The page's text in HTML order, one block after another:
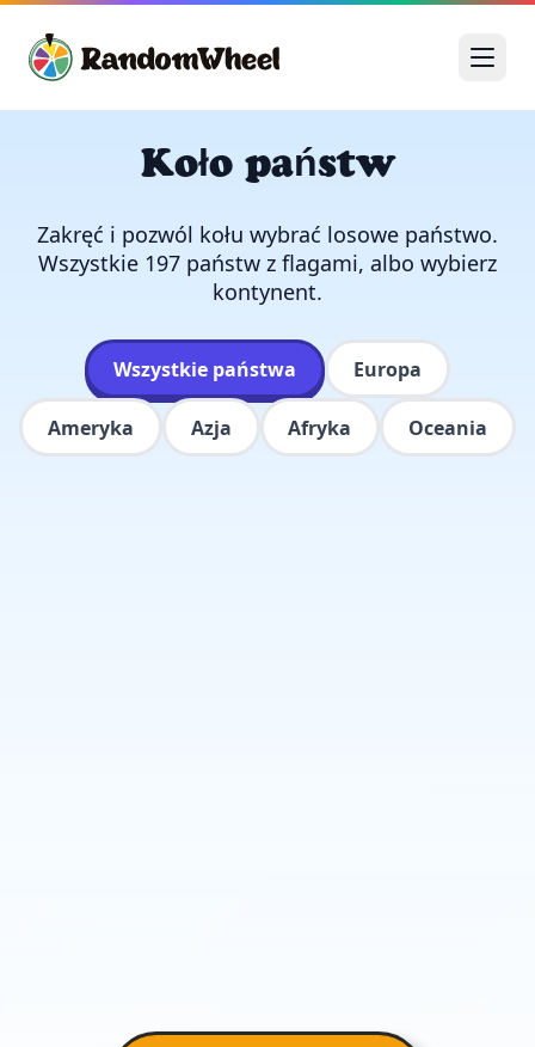
Koło państw
Zakręć i pozwól kołu wybrać losowe państwo.
Wszystkie 197 państw z flagami, albo wybierz
kontynent.
Wszystkie państwa Europa
Ameryka Azja Afryka Oceania